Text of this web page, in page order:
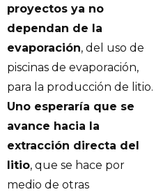
proyectos ya no
dependan de la
evaporación, del uso de
piscinas de evaporación,
para la producción de litio.
Uno esperaría que se
avance hacia la
extracción directa del
litio, que se hace por
medio de otras